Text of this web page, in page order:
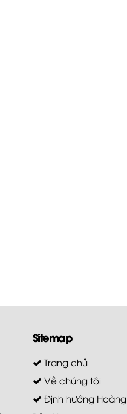
Sitemap
Trang chủ
Về chúng tôi
Định hướng Hoàng